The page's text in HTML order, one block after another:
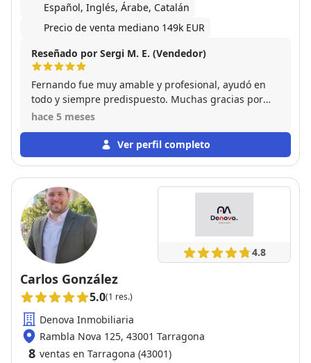
Español, Inglés, Árabe, Catalán
Precio de venta mediano 149k EUR
Reseñado por Sergi M. E. (Vendedor)
Fernando fue muy amable y profesional, ayudó en
todo y siempre predispuesto. Muchas gracias por
todo.
hace 5 meses
Ver perfil completo
4.8
Carlos González
5.0(1 res.)
Denova Inmobiliaria
Rambla Nova 125, 43001 Tarragona
8 ventas en Tarragona (43001)